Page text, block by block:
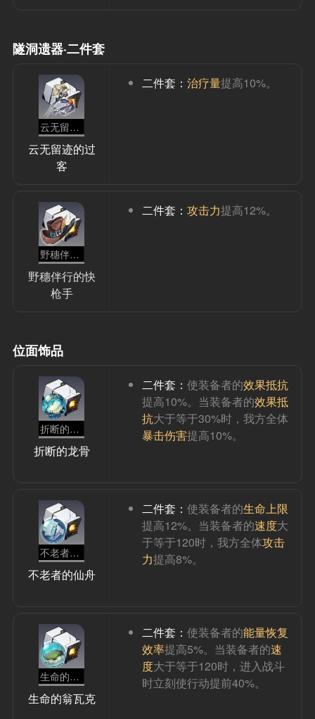
隧洞遗器·二件套
云无留迹的过客
云无留迹的过
客
二件套：治疗量提高10%。
野穗伴行的快枪手
野穗伴行的快
枪手
二件套：攻击力提高12%。
位面饰品
折断的龙骨
折断的龙骨
二件套：使装备者的效果抵抗
提高10%。当装备者的效果抵
抗大于等于30%时，我方全体
暴击伤害提高10%。
不老者的仙舟
不老者的仙舟
二件套：使装备者的生命上限
提高12%。当装备者的速度大
于等于120时，我方全体攻击
力提高8%。
生命的翁瓦克
生命的翁瓦克
二件套：使装备者的能量恢复
效率提高5%。当装备者的速
度大于等于120时，进入战斗
时立刻使行动提前40%。